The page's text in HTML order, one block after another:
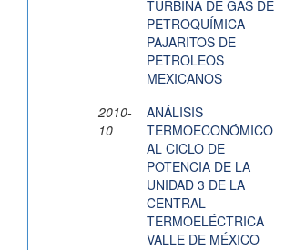
TURBINA DE GAS DE
PETROQUÍMICA
PAJARITOS DE
PETROLEOS
MEXICANOS
2010-
10
ANÁLISIS
TERMOECONÓMICO
AL CICLO DE
POTENCIA DE LA
UNIDAD 3 DE LA
CENTRAL
TERMOELÉCTRICA
VALLE DE MÉXICO